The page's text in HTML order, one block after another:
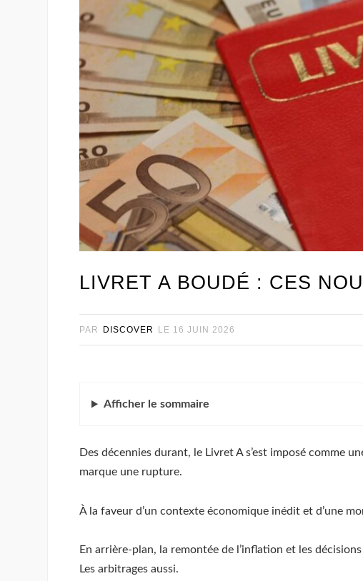
LIVRET A BOUDÉ : CES
PAR DISCOVER LE 16 JUIN 2026
Afficher le sommaire
Des décennies durant, le Livret A s’est imposé comme
marque une rupture.
À la faveur d’un contexte économique inédit et d’une
En arrière-plan, la remontée de l’inflation et les
Les arbitrages aussi.